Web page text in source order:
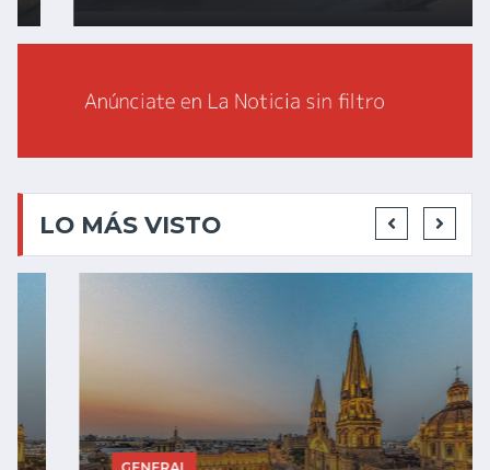
LO MÁS VISTO